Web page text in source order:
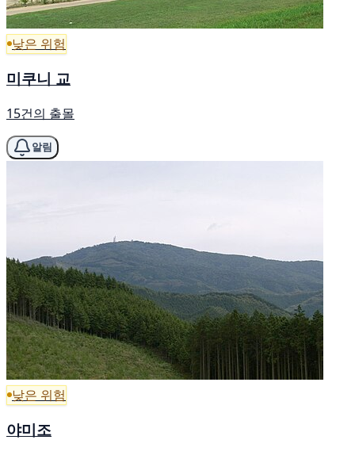
낮은 위험
미쿠니 교
15건의 출몰
알림
낮은 위험
야미조